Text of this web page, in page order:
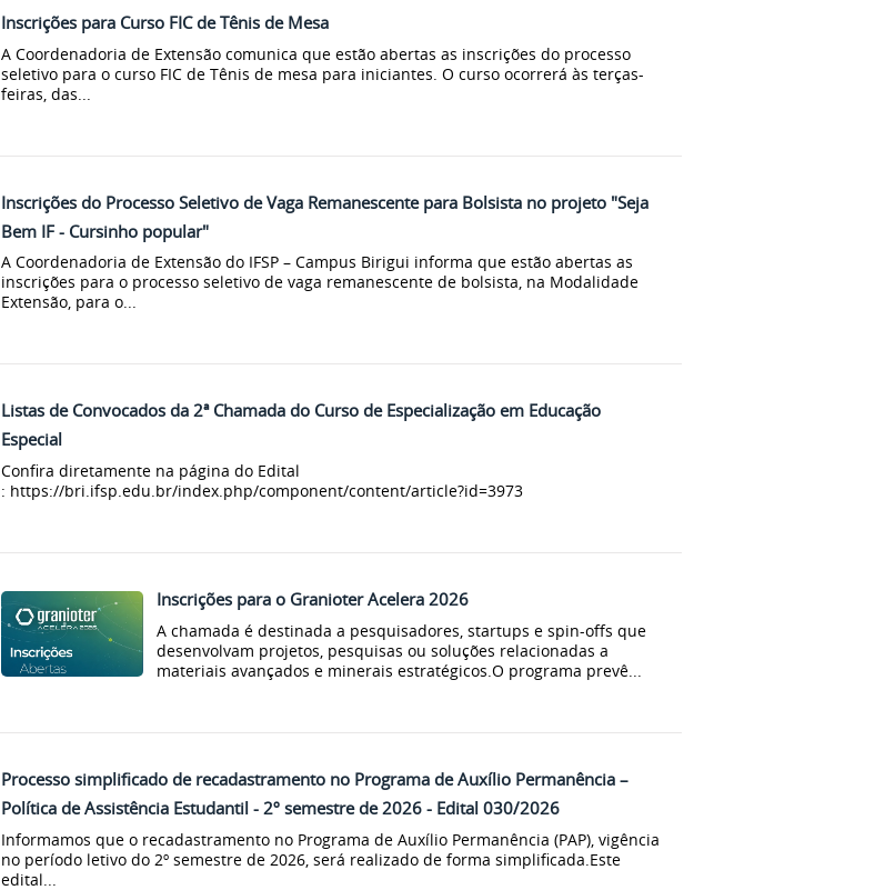
Inscrições para Curso FIC de Tênis de Mesa
A Coordenadoria de Extensão comunica que estão abertas as inscrições do processo
seletivo para o curso FIC de Tênis de mesa para iniciantes. O curso ocorrerá às terças-
feiras, das...
Inscrições do Processo Seletivo de Vaga Remanescente para Bolsista no projeto "Seja
Bem IF - Cursinho popular"
A Coordenadoria de Extensão do IFSP – Campus Birigui informa que estão abertas as
inscrições para o processo seletivo de vaga remanescente de bolsista, na Modalidade
Extensão, para o...
Listas de Convocados da 2ª Chamada do Curso de Especialização em Educação
Especial
Confira diretamente na página do Edital
: https://bri.ifsp.edu.br/index.php/component/content/article?id=3973
Inscrições para o Granioter Acelera 2026
A chamada é destinada a pesquisadores, startups e spin-offs que
desenvolvam projetos, pesquisas ou soluções relacionadas a
materiais avançados e minerais estratégicos.O programa prevê...
Processo simplificado de recadastramento no Programa de Auxílio Permanência –
Política de Assistência Estudantil - 2º semestre de 2026 - Edital 030/2026
Informamos que o recadastramento no Programa de Auxílio Permanência (PAP), vigência
no período letivo do 2º semestre de 2026, será realizado de forma simplificada.Este
edital...